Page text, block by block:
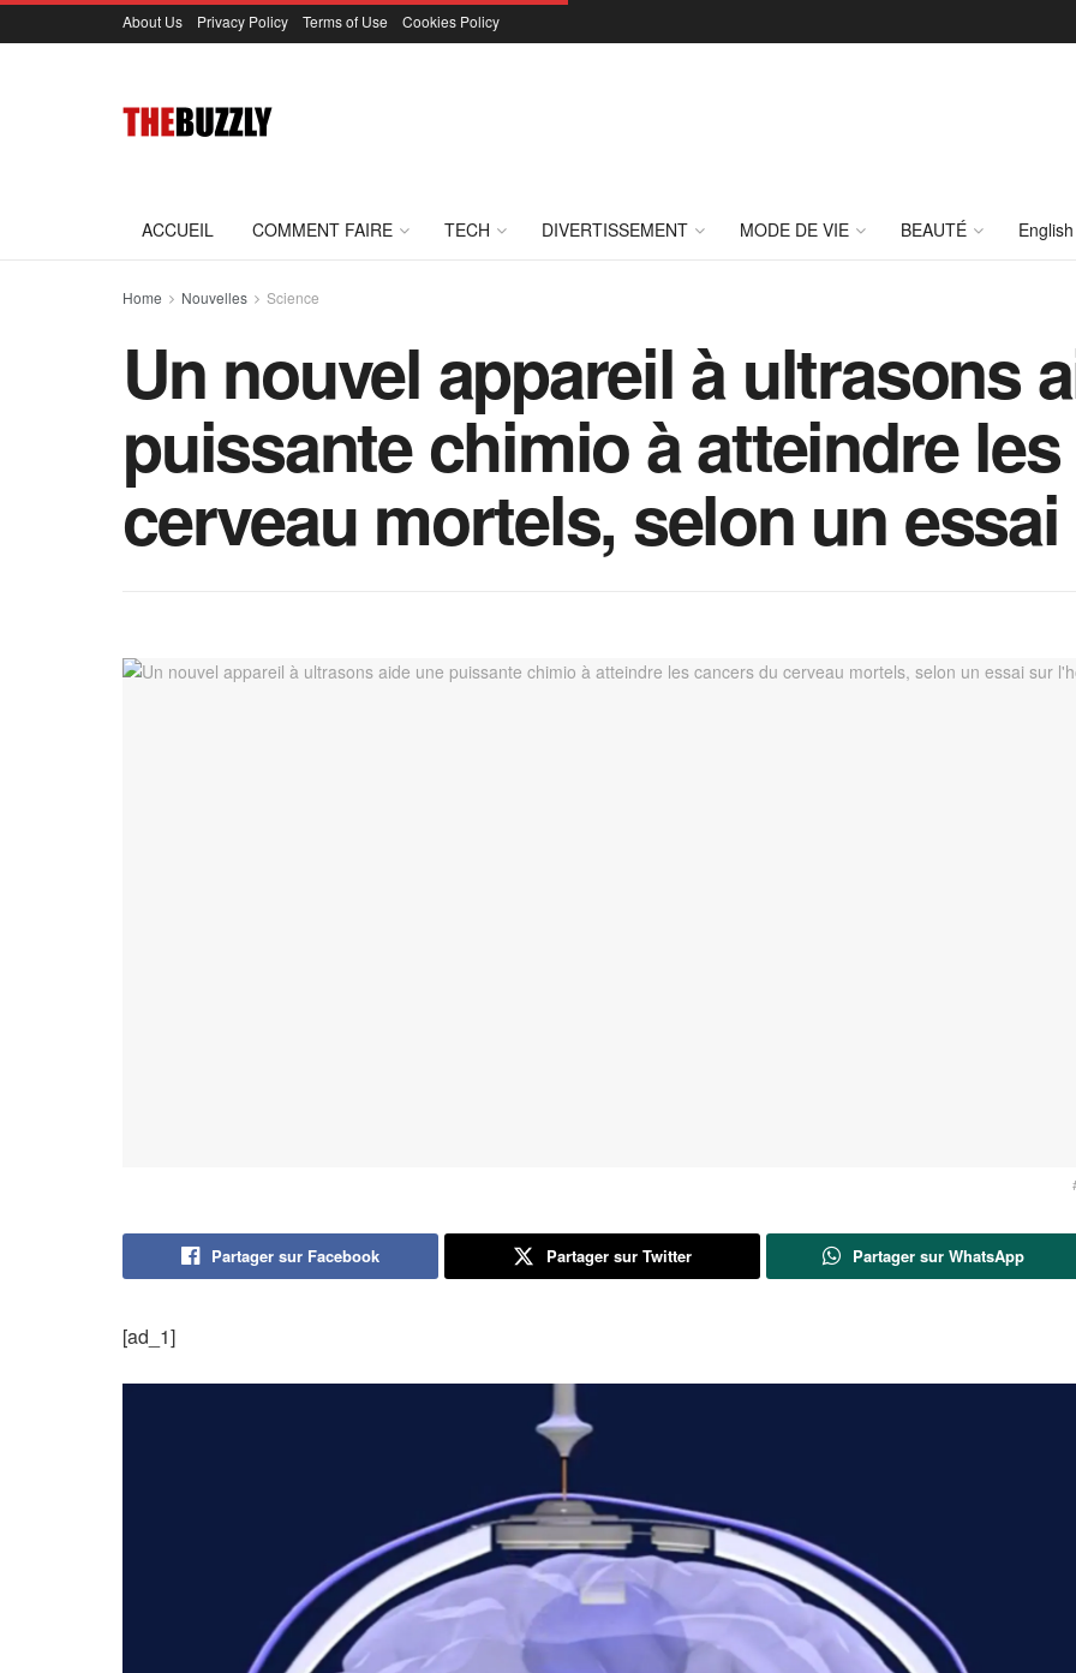
About Us Privacy Policy Terms of Use Cookies Policy
ACCUEIL COMMENT FAIRE TECH DIVERTISSEMENT MODE DE VIE BEAUTÉ
Home Nouvelles Science
Un nouvel appareil à ultrasons
puissante chimio à atteindre
cerveau mortels, selon un
Partager sur Facebook Partager sur Twitter Partager sur WhatsApp
[ad_1]